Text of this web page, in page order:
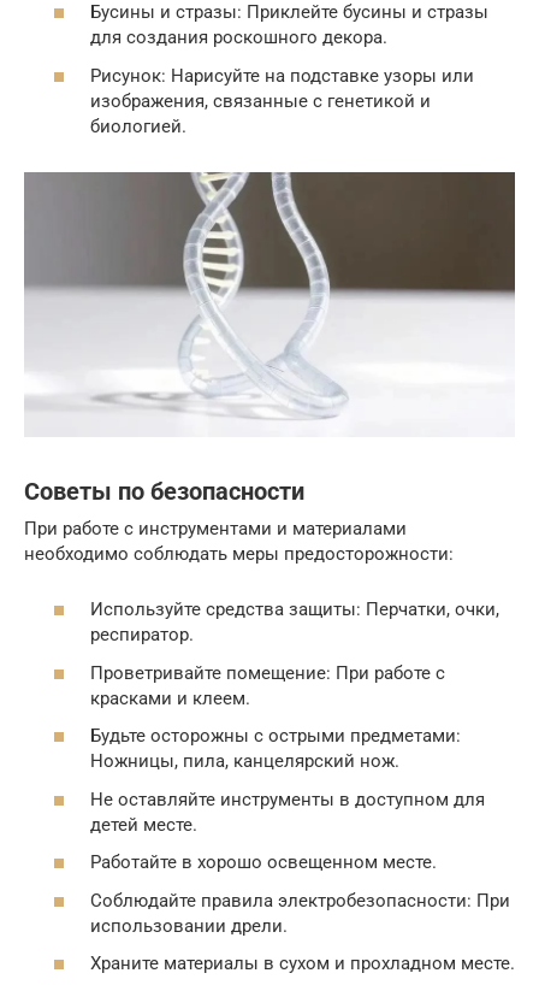
Бусины и стразы: Приклейте бусины и стразы
для создания роскошного декора.
Рисунок: Нарисуйте на подставке узоры или
изображения, связанные с генетикой и
биологией.
Советы по безопасности
При работе с инструментами и материалами
необходимо соблюдать меры предосторожности:
Используйте средства защиты: Перчатки, очки,
респиратор.
Проветривайте помещение: При работе с
красками и клеем.
Будьте осторожны с острыми предметами:
Ножницы, пила, канцелярский нож.
Не оставляйте инструменты в доступном для
детей месте.
Работайте в хорошо освещенном месте.
Соблюдайте правила электробезопасности: При
использовании дрели.
Храните материалы в сухом и прохладном месте.